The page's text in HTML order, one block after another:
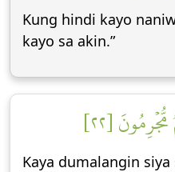
Kung hindi kayo
kayo sa akin.”
[٢٢]
Kaya dumalangin